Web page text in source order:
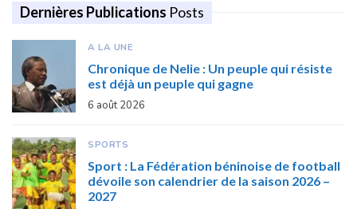
Dernières Publications Posts
A LA UNE
Chronique de Nelie : Un peuple qui résiste
est déjà un peuple qui gagne
6 août 2026
SPORTS
Sport : La Fédération béninoise de football
dévoile son calendrier de la saison 2026 –
2027